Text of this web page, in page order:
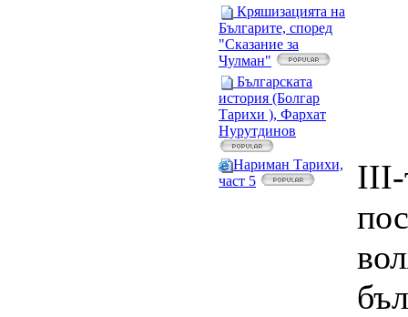
Кряшизацията на
Българите, според
"Сказание за
Чулман"
Българската
история (Болгар
Тарихи ), Фархат
Нурутдинов
Нариман Тарихи,
част 5
III-